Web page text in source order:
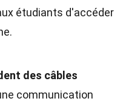
étudiants d'accéder
des câbles
communication